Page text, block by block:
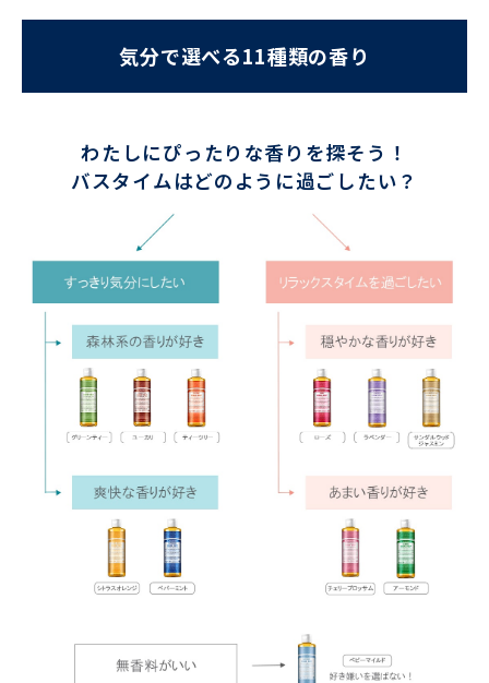
気分で選べる11種類の香り
わたしにぴったりな香りを探そう！
バスタイムはどのように過ごしたい？